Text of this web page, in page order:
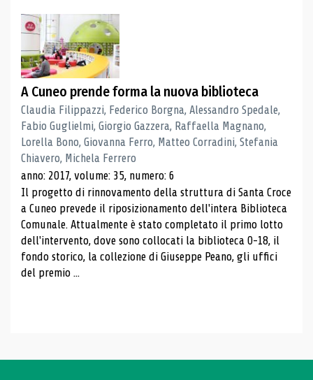
A Cuneo prende forma la nuova biblioteca
Claudia Filippazzi, Federico Borgna, Alessandro Spedale,
Fabio Guglielmi, Giorgio Gazzera, Raffaella Magnano,
Lorella Bono, Giovanna Ferro, Matteo Corradini, Stefania
Chiavero, Michela Ferrero
anno: 2017, volume: 35, numero: 6
Il progetto di rinnovamento della struttura di Santa Croce
a Cuneo prevede il riposizionamento dell'intera Biblioteca
Comunale. Attualmente è stato completato il primo lotto
dell'intervento, dove sono collocati la biblioteca 0-18, il
fondo storico, la collezione di Giuseppe Peano, gli uffici
del premio ...